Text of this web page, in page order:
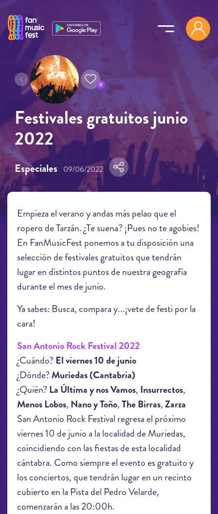
0
Especiales 09/06/2022
Festivales gratuitos junio
2022
Empieza el verano y andas más pelao que el
ropero de Tarzán. ¿Te suena? ¡Pues no te agobies!
En FanMusicFest ponemos a tu disposición una
selección de festivales gratuitos que tendrán
lugar en distintos puntos de nuestra geografía
durante el mes de junio.
Ya sabes: Busca, compara y...¡vete de festi por la
cara!
San Antonio Rock Festival 2022
¿Cuándo? El viernes 10 de junio
¿Dónde? Muriedas (Cantabria)
¿Quién? La Última y nos Vamos, Insurrectos,
Menos Lobos, Nano y Toño,The Birras,Zarza
San Antonio Rock Festival regresa el próximo
viernes 10 de junio a la localidad de Muriedas,
coincidiendo con las fiestas de esta localidad
cántabra. Como siempre el evento es gratuito y
los conciertos, que tendrán lugar en un recinto
cubierto en la Pista del Pedro Velarde,
comenzarán a las 20:00h.